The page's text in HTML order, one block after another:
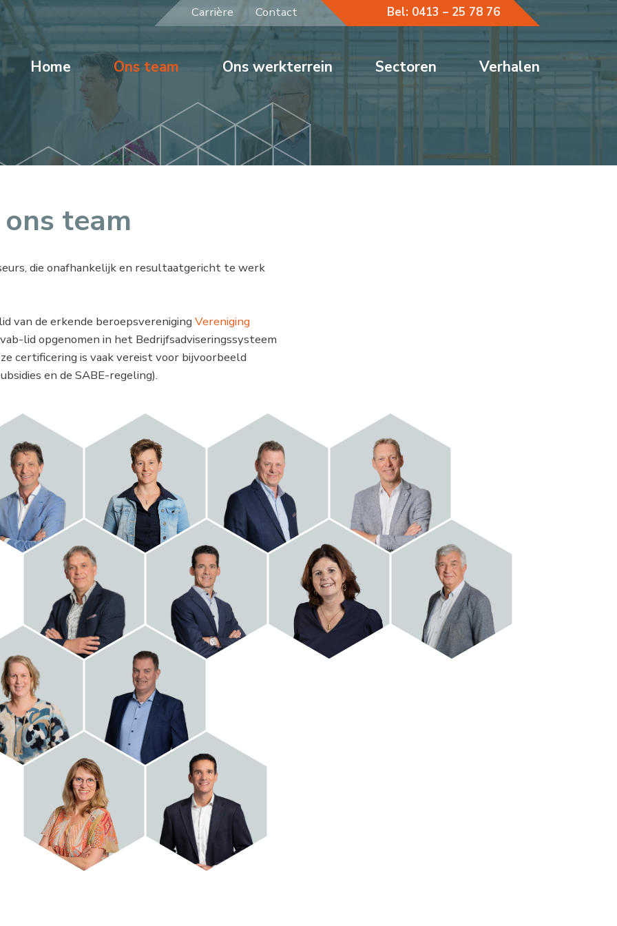
Carrière Contact Bel: 0413 – 25 78 76
Home Ons team Ons werkterrein Sectoren Verhalen
team
die onafhankelijk en resultaatgericht te werk
van de erkende beroepsvereniging Vereniging
lid opgenomen in het Bedrijfsadviseringssysteem
certificering is vaak vereist voor bijvoorbeeld
en de SABE-regeling).
John
Koeken
Jack
Beerkens
Lidian
Janssen
Jeroen
Doornenbal
Rinus
Hulsen
Marieke
Holweg
Patrick
van Oijen
Hans
van Zutphen
Marion
de Sande
Caroline
van Vegchel
Pieter
van Gorkum
Marin
de Feijter